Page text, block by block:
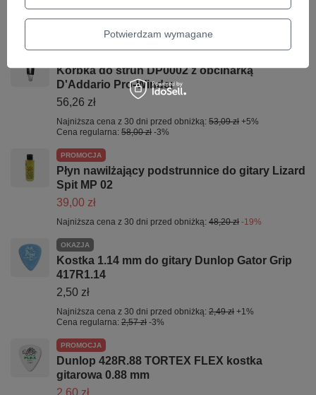
Może potrzebujesz tego do gitary
Korbka do strun DP0002 z obcinarką
D'Addario Pro-Winder
56,26 zł
Najniższa cena z 30 dni przed obniżką: 53,09 zł +5%
Cena regularna: 58,00 zł -3%
PROMOCJA
Płyn nawilżający podstrunnice do gitary Lizard
Spit MP 02
39,00 zł
Najniższa cena z 30 dni przed obniżką: 48,20 zł -19%
OKAZJA
Kostka 1.14 mm do gitary Dunlop Gator Grip
417R1.14
2,50 zł
Najniższa cena z 30 dni przed obniżką: 2,49 zł +1%
Cena regularna: 2,57 zł -3%
PROMOCJA
Dunlop 428R.88 TORTEX FLEX kostka
gitarowa 0.88 mm
2,60 zł
Potwierdzam wymagane